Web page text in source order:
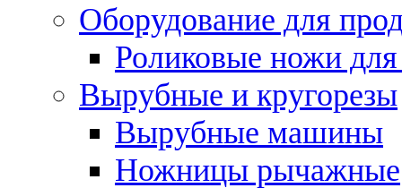
Оборудование для
Роликовые ножи для
Вырубные и кругорезы
Вырубные машины
Ножницы рычажные